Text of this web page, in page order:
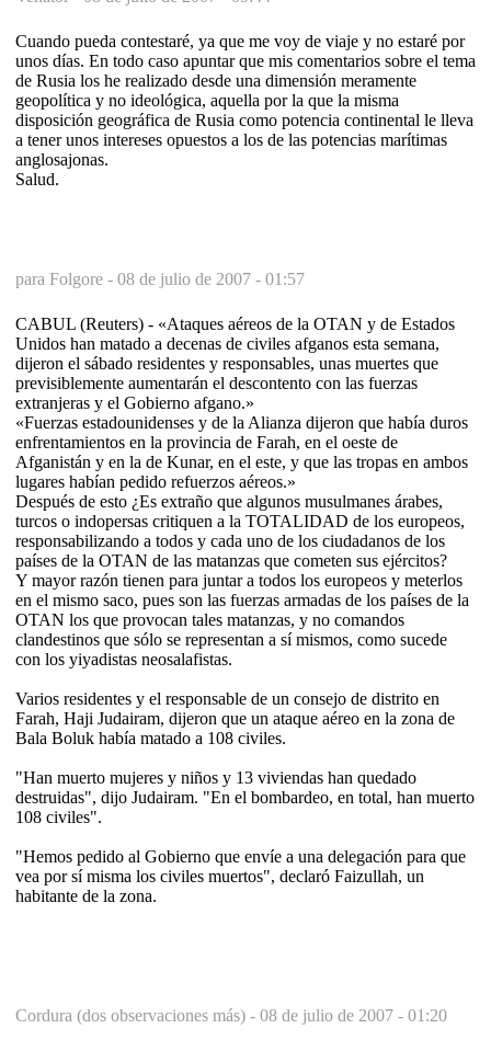
Cuando pueda contestaré, ya que me voy de viaje y no estaré por
unos días. En todo caso apuntar que mis comentarios sobre el tema
de Rusia los he realizado desde una dimensión meramente
geopolítica y no ideológica, aquella por la que la misma
disposición geográfica de Rusia como potencia continental le lleva
a tener unos intereses opuestos a los de las potencias marítimas
anglosajonas.
Salud.
para Folgore - 08 de julio de 2007 - 01:57
CABUL (Reuters) - «Ataques aéreos de la OTAN y de Estados
Unidos han matado a decenas de civiles afganos esta semana,
dijeron el sábado residentes y responsables, unas muertes que
previsiblemente aumentarán el descontento con las fuerzas
extranjeras y el Gobierno afgano.»
«Fuerzas estadounidenses y de la Alianza dijeron que había duros
enfrentamientos en la provincia de Farah, en el oeste de
Afganistán y en la de Kunar, en el este, y que las tropas en ambos
lugares habían pedido refuerzos aéreos.»
Después de esto ¿Es extraño que algunos musulmanes árabes,
turcos o indopersas critiquen a la TOTALIDAD de los europeos,
responsabilizando a todos y cada uno de los ciudadanos de los
países de la OTAN de las matanzas que cometen sus ejércitos?
Y mayor razón tienen para juntar a todos los europeos y meterlos
en el mismo saco, pues son las fuerzas armadas de los países de la
OTAN los que provocan tales matanzas, y no comandos
clandestinos que sólo se representan a sí mismos, como sucede
con los yiyadistas neosalafistas.
Varios residentes y el responsable de un consejo de distrito en
Farah, Haji Judairam, dijeron que un ataque aéreo en la zona de
Bala Boluk había matado a 108 civiles.
"Han muerto mujeres y niños y 13 viviendas han quedado
destruidas", dijo Judairam. "En el bombardeo, en total, han muerto
108 civiles".
"Hemos pedido al Gobierno que envíe a una delegación para que
vea por sí misma los civiles muertos", declaró Faizullah, un
habitante de la zona.
Cordura (dos observaciones más) - 08 de julio de 2007 - 01:20